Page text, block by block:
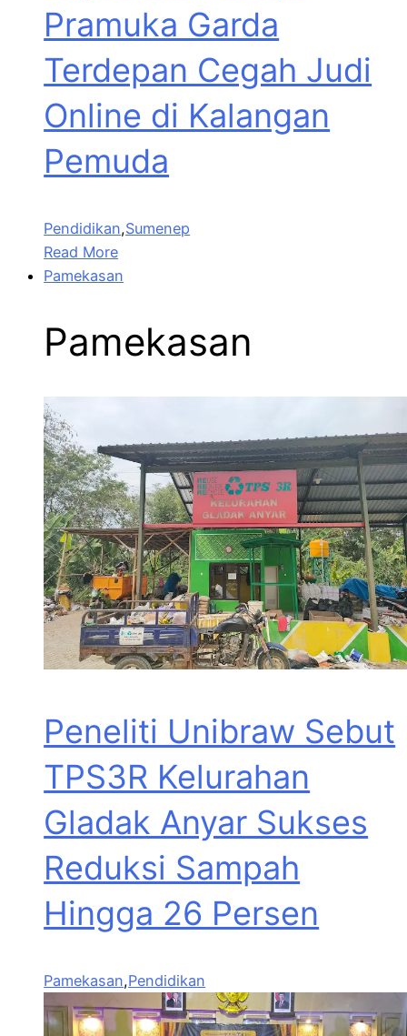
Pramuka Garda
Terdepan Cegah Judi
Online di Kalangan
Pemuda
Pendidikan,Sumenep
Read More
Pamekasan
Pamekasan
Peneliti Unibraw Sebut
TPS3R Kelurahan
Gladak Anyar Sukses
Reduksi Sampah
Hingga 26 Persen
Pamekasan,Pendidikan